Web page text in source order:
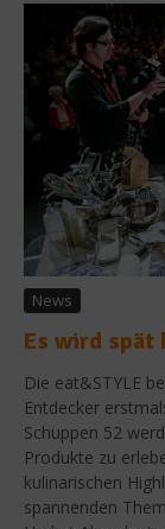
News
Es wird spät
Die eat&STYLE
Entdecker
Schuppen 52
Produkte zu
kulinarischen
spannenden